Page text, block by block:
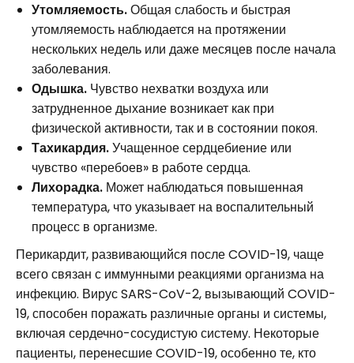
Утомляемость.Общая слабость и быстрая
утомляемость наблюдается на протяжении
нескольких недель или даже месяцев после начала
заболевания.
Одышка. Чувство нехватки воздуха или
затрудненное дыхание возникает как при
физической активности, так и в состоянии покоя.
Тахикардия.Учащенное сердцебиение или
чувство «перебоев» в работе сердца.
Лихорадка. Может наблюдаться повышенная
температура, что указывает на воспалительный
процесс в организме.
Перикардит, развивающийся после COVID-19, чаще
всего связан с иммунными реакциями организма на
инфекцию. Вирус SARS-CoV-2, вызывающий COVID-
19, способен поражать различные органы и системы,
включая сердечно-сосудистую систему. Некоторые
пациенты, перенесшие COVID-19, особенно те, кто